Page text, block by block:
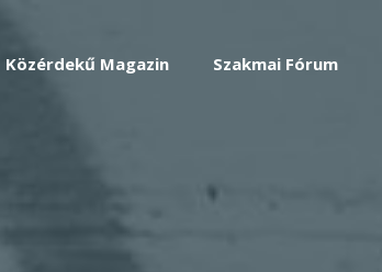
Közérdekű Magazin Szakmai Fórum